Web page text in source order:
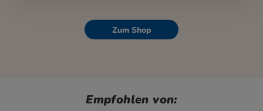
Zum Shop
Empfohlen von: